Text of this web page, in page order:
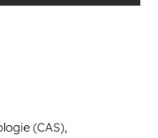
(CAS),